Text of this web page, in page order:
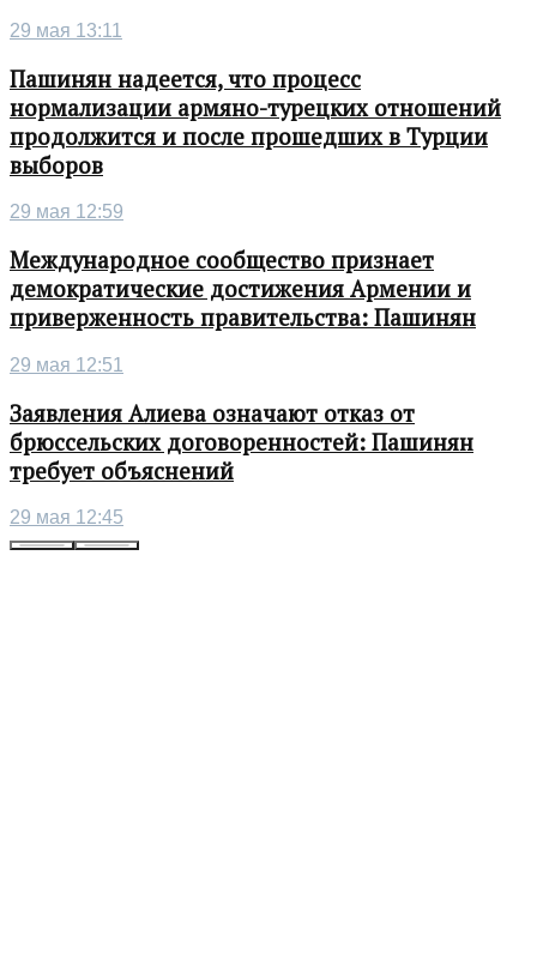
29 мая 13:11
Пашинян надеется, что процесс
нормализации армяно-турецких отношений
продолжится и после прошедших в Турции
выборов
29 мая 12:59
Международное сообщество признает
демократические достижения Армении и
приверженность правительства: Пашинян
29 мая 12:51
Заявления Алиева означают отказ от
брюссельских договоренностей: Пашинян
требует объяснений
29 мая 12:45